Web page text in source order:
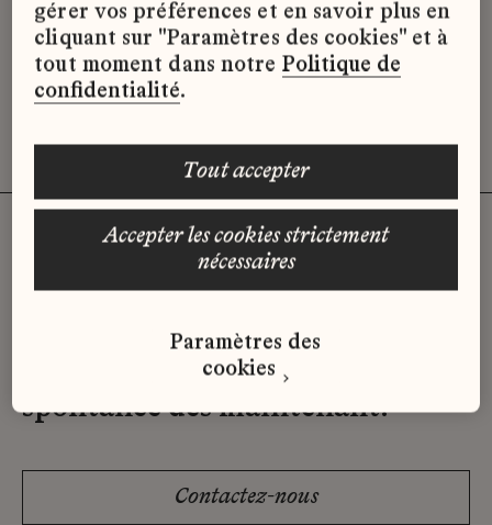
Désolé, il semble qu’il n’y ait pas
d’offres d’emploi disponibles pour le
moment.
Vous n'avez pas trouvé d'offre
qui correspond à votre profil ?
Envoyez-nous votre candidature
spontanée dès maintenant.
Contactez-nous
gérer vos préférences et en savoir plus en
cliquant sur "Paramètres des cookies" et à
tout moment dans notre Politique de
confidentialité.
accepter les cookies strictement
nécessaires
tout accepter
Paramètres des
cookies